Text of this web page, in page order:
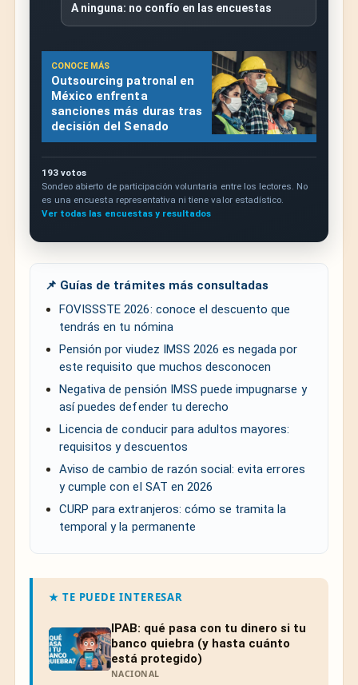
A ninguna: no confío en las encuestas
CONOCE MÁS
Outsourcing patronal en
México enfrenta
sanciones más duras tras
decisión del Senado
193 votos
Sondeo abierto de participación voluntaria entre los lectores. No
es una encuesta representativa ni tiene valor estadístico.
Ver todas las encuestas y resultados
📌 Guías de trámites más consultadas
FOVISSSTE 2026: conoce el descuento que
tendrás en tu nómina
Pensión por viudez IMSS 2026 es negada por
este requisito que muchos desconocen
Negativa de pensión IMSS puede impugnarse y
así puedes defender tu derecho
Licencia de conducir para adultos mayores:
requisitos y descuentos
Aviso de cambio de razón social: evita errores
y cumple con el SAT en 2026
CURP para extranjeros: cómo se tramita la
temporal y la permanente
★ TE PUEDE INTERESAR
IPAB: qué pasa con tu dinero si tu
banco quiebra (y hasta cuánto
está protegido)
NACIONAL